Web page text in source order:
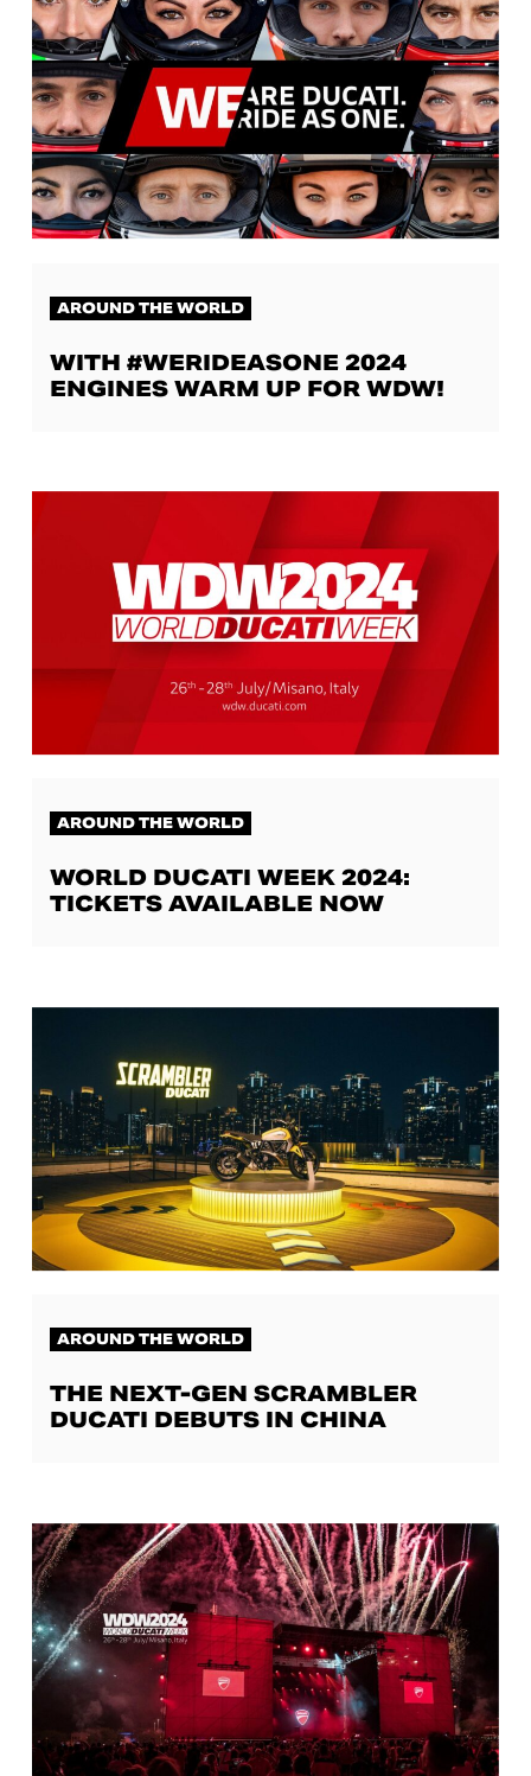
AROUND THE WORLD
WITH #WERIDEASONE 2024
ENGINES WARM UP FOR WDW!
AROUND THE WORLD
WORLD DUCATI WEEK 2024:
TICKETS AVAILABLE NOW
AROUND THE WORLD
THE NEXT-GEN SCRAMBLER
DUCATI DEBUTS IN CHINA